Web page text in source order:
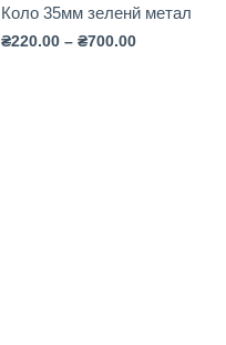
Коло 35мм зеленй метал
₴220.00– ₴700.00